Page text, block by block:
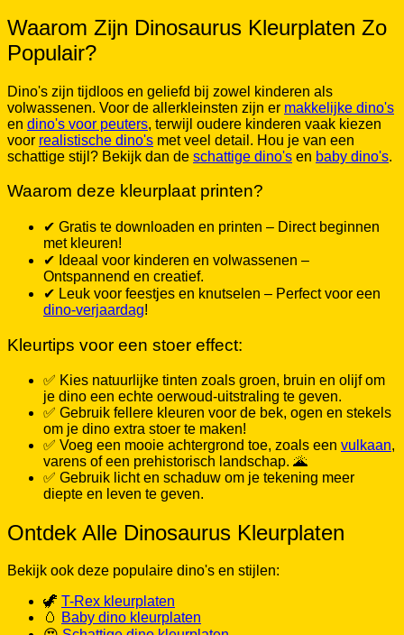
Populair?
Dino's zijn tijdloos en geliefd bij zowel kinderen als
volwassenen. Voor de allerkleinsten zijn er
makkelijke dino's
endino's voor peuters, terwijl oudere kinderen vaak kiezen
voorrealistische dino'smet veel detail. Hou je van een
schattige stijl? Bekijk dan de schattige dino'senbaby dino's
Waarom deze kleurplaat printen?
✔ Gratis te downloaden en printen – Direct beginnen
met kleuren!
✔ Ideaal voor kinderen en volwassenen –
Ontspannend en creatief.
✔ Leuk voor feestjes en knutselen – Perfect voor een
dino-verjaardag!
Kleurtips voor een stoer effect:
✅ Kies natuurlijke tinten zoals groen, bruin en olijf om
je dino een echte oerwoud-uitstraling te geven.
✅ Gebruik fellere kleuren voor de bek, ogen en stekels
om je dino extra stoer te maken!
✅ Voeg een mooie achtergrond toe, zoals eenvulkaan
varens of een prehistorisch landschap. 🌋
✅ Gebruik licht en schaduw om je tekening meer
diepte en leven te geven.
Ontdek Alle Dinosaurus Kleurplaten
🦖T-Rex kleurplaten
🥚 Baby dino kleurplaten
😍Schattige dino kleurplaten
🎨 Makkelijke dino kleurplaten